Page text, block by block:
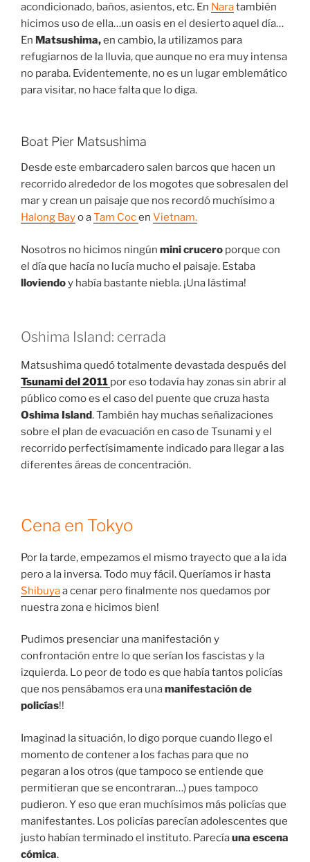
acondicionado, baños, asientos, etc. En Naratambién
hicimos uso de ella…un oasis en el desierto aquel día…
En Matsushima,en cambio, la utilizamos para
refugiarnos de la lluvia, que aunque no era muy intensa
no paraba. Evidentemente, no es un lugar emblemático
para visitar, no hace falta que lo diga.
Boat Pier Matsushima
Desde este embarcadero salen barcos que hacen un
recorrido alrededor de los mogotes que sobresalen del
mar y crean un paisaje que nos recordó muchísimo a
Halong Bayo aTam Cocen Vietnam.
Nosotros no hicimos ningún mini crucero porque con
el día que hacía no lucía mucho el paisaje. Estaba
lloviendoy había bastante niebla. ¡Una lástima!
Oshima Island: cerrada
Matsushima quedó totalmente devastada después del
Tsunami del 2011 por eso todavía hay zonas sin abrir al
público como es el caso del puente que cruza hasta
Oshima Island. También hay muchas señalizaciones
sobre el plan de evacuación en caso de Tsunami y el
recorrido perfectísimamente indicado para llegar a las
diferentes áreas de concentración.
Cena en Tokyo
Por la tarde, empezamos el mismo trayecto que a la ida
pero a la inversa. Todo muy fácil. Queríamos ir hasta
Shibuyaa cenar pero finalmente nos quedamos por
nuestra zona e hicimos bien!
Pudimos presenciar una manifestación y
confrontación entre lo que serían los fascistas y la
izquierda. Lo peor de todo es que había tantos policías
que nos pensábamos era unamanifestación de
policías!!
Imaginad la situación, lo digo porque cuando llego el
momento de contener a los fachas para que no
pegaran a los otros (que tampoco se entiende que
permitieran que se encontraran…) pues tampoco
pudieron. Y eso que eran muchísimos más policías que
manifestantes. Los policías parecían adolescentes que
justo habían terminado el instituto. Parecíauna escena
cómica.